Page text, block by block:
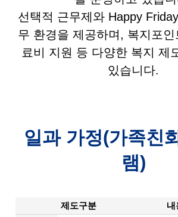
선택적 근무제와 Happy
무 환경을 제공하며, 복지포
료비 지원 등 다양한 복지 제
있습니다.
일과 가정(가족친
램)
제도구분 내